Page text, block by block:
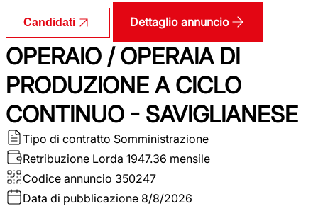
Candidati Dettaglio annuncio
OPERAIO / OPERAIA DI
PRODUZIONE A CICLO
CONTINUO - SAVIGLIANESE
Tipo di contratto Somministrazione
Retribuzione Lorda 1947.36 mensile
Codice annuncio 350247
Data di pubblicazione 8/8/2026